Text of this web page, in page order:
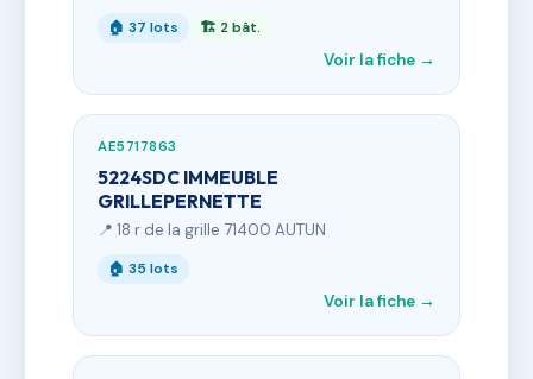
🏠 37 lots 🏗 2 bât.
Voir la fiche →
AE5717863
5224SDC IMMEUBLE
GRILLEPERNETTE
📍 18 r de la grille 71400 AUTUN
🏠 35 lots
Voir la fiche →